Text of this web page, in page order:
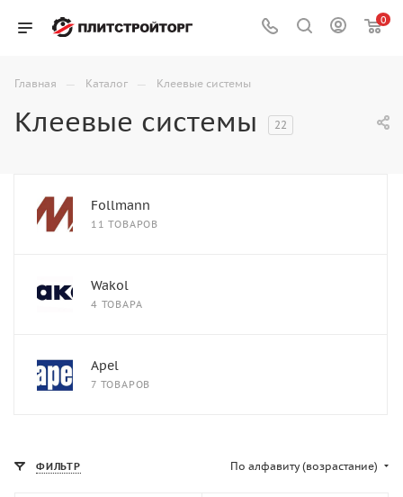
0
Главная — Каталог — Клеевые системы
Клеевые системы 22
Follmann
11 ТОВАРОВ
Wakol
4 ТОВАРА
Apel
7 ТОВАРОВ
ФИЛЬТР По алфавиту (возрастание)